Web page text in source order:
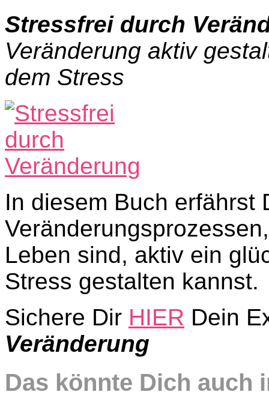
Stressfrei durch
Veränderung aktiv
dem Stress
In diesem Buch erfährst
Leben sind, aktiv ein
Stress gestalten kannst.
Sichere Dir HIER Dein
Veränderung
Das könnte Dich auch